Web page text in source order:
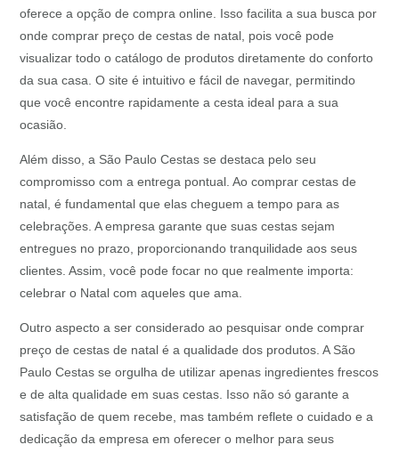
oferece a opção de compra online. Isso facilita a sua busca por
onde comprar preço de cestas de natal, pois você pode
visualizar todo o catálogo de produtos diretamente do conforto
da sua casa. O site é intuitivo e fácil de navegar, permitindo
que você encontre rapidamente a cesta ideal para a sua
ocasião.
Além disso, a São Paulo Cestas se destaca pelo seu
compromisso com a entrega pontual. Ao comprar cestas de
natal, é fundamental que elas cheguem a tempo para as
celebrações. A empresa garante que suas cestas sejam
entregues no prazo, proporcionando tranquilidade aos seus
clientes. Assim, você pode focar no que realmente importa:
celebrar o Natal com aqueles que ama.
Outro aspecto a ser considerado ao pesquisar onde comprar
preço de cestas de natal é a qualidade dos produtos. A São
Paulo Cestas se orgulha de utilizar apenas ingredientes frescos
e de alta qualidade em suas cestas. Isso não só garante a
satisfação de quem recebe, mas também reflete o cuidado e a
dedicação da empresa em oferecer o melhor para seus